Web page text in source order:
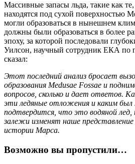
Массивные запасы льда, такие как
находятся под сухой поверхностью
могли образоваться в нынешнем
должны были образоваться в более
эпоху, за которой последовали
Уилсон, научный сотрудник ЕКА по
сказал:
Этот последний анализ бросает
образования Medusae Fossae и
вопросов, сколько и дает ответов.
эти ледяные отложения и каким
подтвердится, что это водяной
залежи изменят наше
истории Марса.
Возможно вы пропустили…